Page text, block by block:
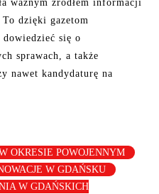
ważnym źródłem informacji
dzięki gazetom
się o
sprawach, a także
nawet kandydaturę na
OKRESIE POWOJENNYM
W GDAŃSKU
W GDAŃSKICH